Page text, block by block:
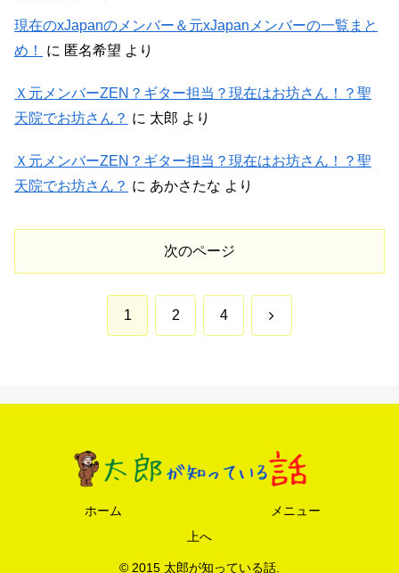
現在のxJapanのメンバー＆元xJapanメンバーの一覧まと
め！
に 匿名希望 より
Ｘ元メンバーZEN？ギター担当？現在はお坊さん！？聖
天院でお坊さん？ に 太郎 より
Ｘ元メンバーZEN？ギター担当？現在はお坊さん！？聖
天院でお坊さん？ に あかさたな より
次のページ
1 2 4 次
ホーム
メニュー
上へ
© 2015 太郎が知っている話.